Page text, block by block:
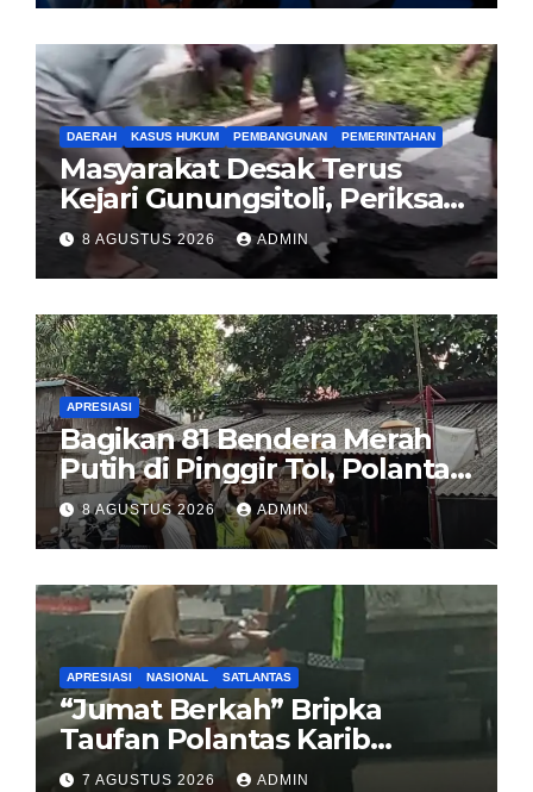
DAERAH KASUS HUKUM PEMBANGUNAN PEMERINTAHAN
Masyarakat Desak Terus
Kejari Gunungsitoli, Periksa
dan Usut Tuntas Dugaan
Korupsi Proyek Jalan
Sirombu-Afulu (MYC) Senilai
Rp321 Miliar
8 AGUSTUS 2026 ADMIN
APRESIASI
Bagikan 81 Bendera Merah
Putih di Pinggir Tol, Polantas
Karib BSD Ajak Warga Miskin
Kibarkan Sang Saka
8 AGUSTUS 2026 ADMIN
APRESIASI NASIONAL SATLANTAS
“Jumat Berkah” Bripka
Taufan Polantas Karib
Bagikan Nasi Kotak untuk
7 AGUSTUS 2026 ADMIN